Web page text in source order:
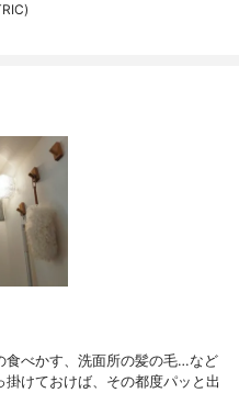
食べかす、洗面所の髪の毛…など
けておけば、その都度パッと出